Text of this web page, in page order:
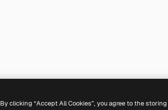
By clicking “Accept All Cookies”, you agree to the